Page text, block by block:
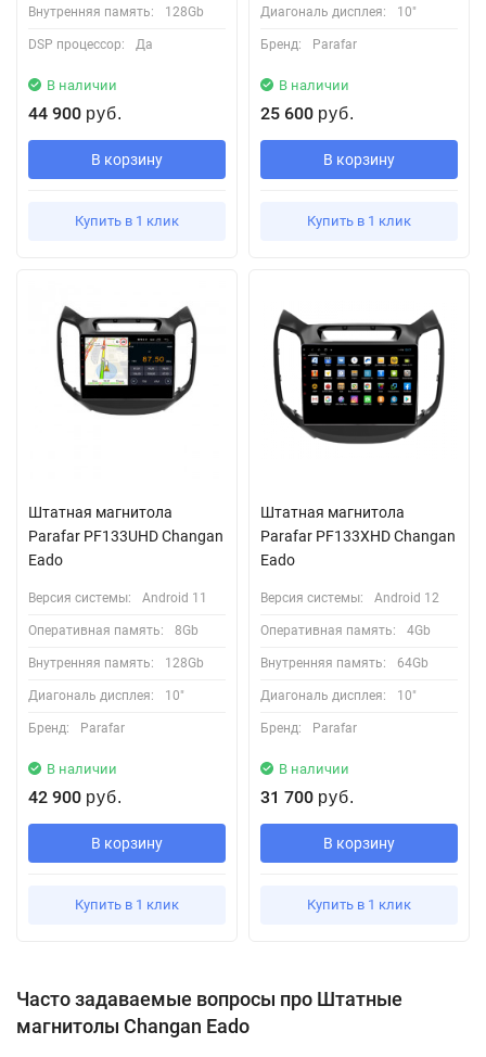
Внутренняя память: 128Gb
DSP процессор: Да
В наличии
44 900 руб.
В корзину
Купить в 1 клик
Диагональ дисплея: 10"
Бренд: Parafar
В наличии
25 600 руб.
В корзину
Купить в 1 клик
Штатная магнитола
Parafar PF133UHD Changan
Eado
Версия системы: Android 11
Оперативная память: 8Gb
Внутренняя память: 128Gb
Диагональ дисплея: 10"
Бренд: Parafar
В наличии
42 900 руб.
В корзину
Купить в 1 клик
Штатная магнитола
Parafar PF133XHD Changan
Eado
Версия системы: Android 12
Оперативная память: 4Gb
Внутренняя память: 64Gb
Диагональ дисплея: 10"
Бренд: Parafar
В наличии
31 700 руб.
В корзину
Купить в 1 клик
Часто задаваемые вопросы про Штатные
магнитолы Changan Eado